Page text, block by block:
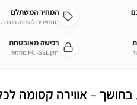
המחיר המשתלם
מתחייבים להצעה הטובה
רכישה מאובטחת
תקן PCI-SSL מחמיר
בחושך – אווירה קסומה